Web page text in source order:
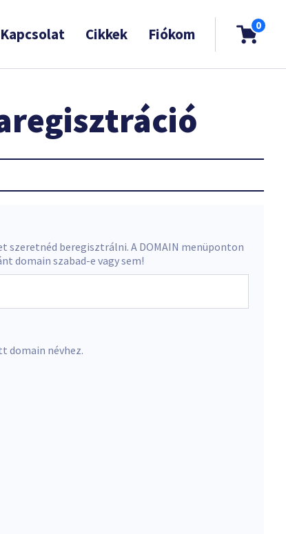
Kapcsolat Cikkek Fiókom 0
szeretnéd beregisztrálni. A DOMAIN menüponton
domain szabad-e vagy sem!
domain névhez.